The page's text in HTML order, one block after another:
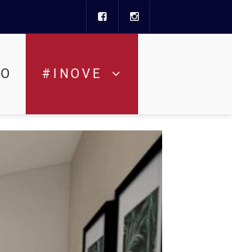
#INOVE